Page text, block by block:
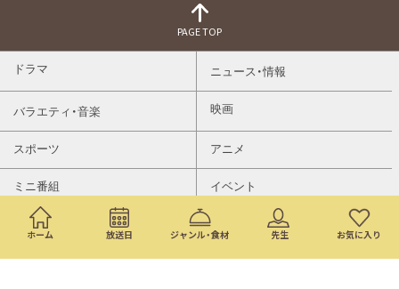
ホーム 放送日 ジャンル・食材 先生 お気に入り
PAGE TOP
ドラマ ニュース・情報
バラエティ・音楽 映画
スポーツ アニメ
ミニ番組 イベント
通販